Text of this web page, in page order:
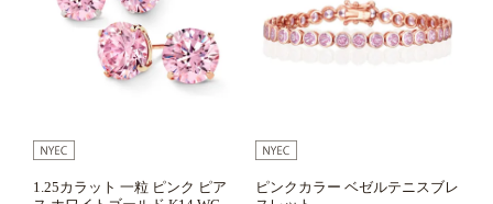
1.25カラット 一粒 ピンク ピア
ピンクカラー ベゼルテニスブレ